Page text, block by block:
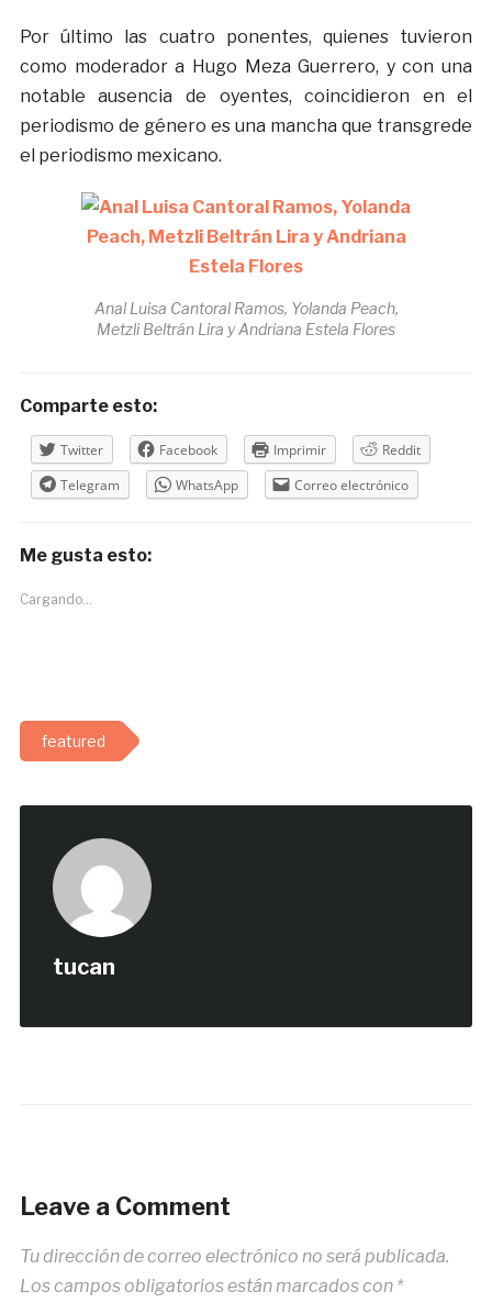
Por último las cuatro ponentes, quienes tuvieron
como moderador a Hugo Meza Guerrero, y con una
notable ausencia de oyentes, coincidieron en el
periodismo de género es una mancha que transgrede
el periodismo mexicano.
Anal Luisa Cantoral Ramos, Yolanda Peach,
Metzli Beltrán Lira y Andriana Estela Flores
Comparte esto:
Twitter Facebook Imprimir
Reddit
Telegram
WhatsApp Correo electrónico
Me gusta esto:
Cargando...
featured
tucan
Leave a Comment
Tu dirección de correo electrónico no será publicada.
Los campos obligatorios están marcados con *